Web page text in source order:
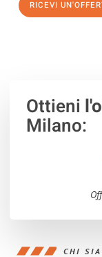
RICEVI
Ottieni
Milano:
CHI